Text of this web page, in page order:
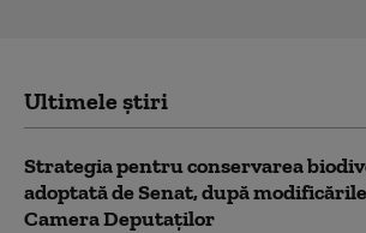
Ultimele știri
Strategia pentru conservarea
adoptată de Senat, după
Camera Deputaților